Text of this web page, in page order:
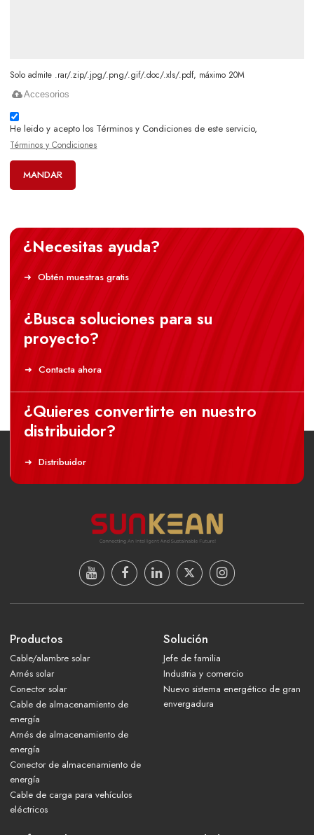
Solo admite .rar/.zip/.jpg/.png/.gif/.doc/.xls/.pdf, máximo 20M
Accesorios
He leido y acepto los Términos y Condiciones de este servicio,
Términos y Condiciones
MANDAR
¿Necesitas ayuda?
Obtén muestras gratis
¿Busca soluciones para su
proyecto?
Contacta ahora
¿Quieres convertirte en nuestro
distribuidor?
Distribuidor
Productos
Cable/alambre solar
Arnés solar
Conector solar
Cable de almacenamiento de
energía
Arnés de almacenamiento de
energía
Conector de almacenamiento de
energía
Cable de carga para vehículos
eléctricos
Solución
Jefe de familia
Industria y comercio
Nuevo sistema energético de gran
envergadura